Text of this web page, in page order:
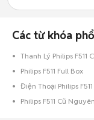
Các từ khóa
Thanh Lý Philips F511
Philips F511 Full Box
Điện Thoại Philips
Philips F511 Cũ